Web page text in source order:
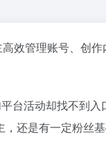
效管理账号、创
台活动却找不到入
还是有一定粉丝